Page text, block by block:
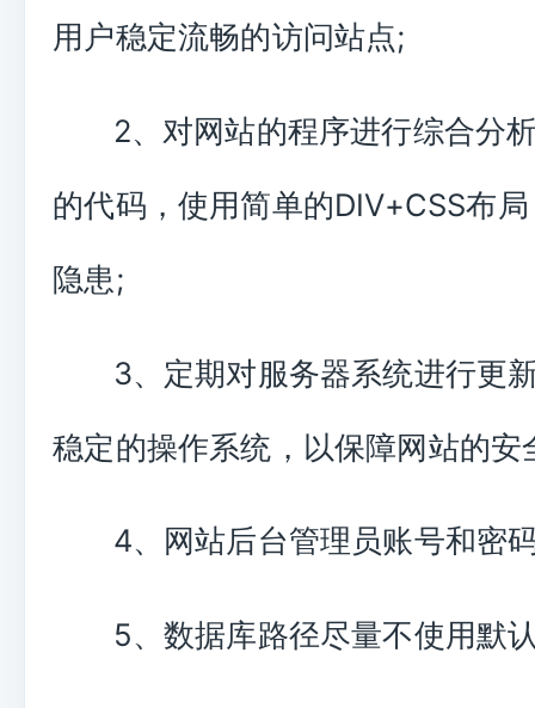
用户稳定流畅的访问站点;
2、对网站的程序进行综合分
的代码，使用简单的DIV+CSS布
隐患;
3、定期对服务器系统进行更
稳定的操作系统，以保障网站的安
4、网站后台管理员账号和密
5、数据库路径尽量不使用默